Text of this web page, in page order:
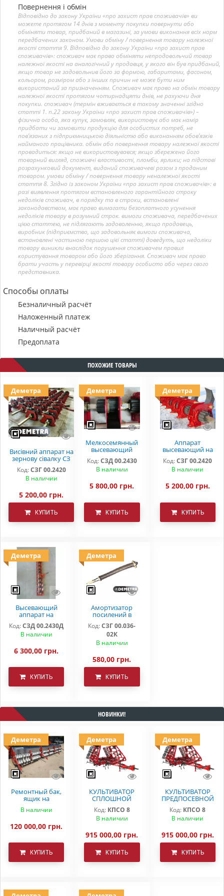
Повернення і обмін
Відповідно до закону України «про захист прав споживачів» ви
можете протягом 14 днів з моменту покупки повернути або
обміняти товар, придбаний в магазині, за умови виконання всіх норм
передбачених законом. Умови обміну / повернення товару належної
якості стаття 9. Відповідно до закону України «про захист прав
споживачів»: споживач має право обміняти непродовольчий товар
належної якості на аналогічний у продавця, у якого він був придбаний,
якщо товар не задовольнив його за формою, габаритами, фасоном,
кольором, розміром або з інших причин не може бути ним
використаний за призначенням. Споживач має право на обмін товару
належної якості протягом чотирнадцяти днів, не рахуючи дня
покупки. споживач (термін вживається в такому значенні згідно
статті 1. п.22 закону України «про захист прав споживачів») –
фізична особа, яка купує, замовляє, використовує або має намір
придбати чи замовити продукцію для особистих потреб, не
пов’язаних з підприємницькою діяльністю або виконанням обов’язків
найманого працівника. обмін або повернення товару належної якості
провадиться: якщо не використовувався; якщо збережено його
товарний вигляд, споживчі властивості, пломби, ярлики; на підставі
розрахунковий документ, виданий споживачеві разом з проданим
товаром. умови обміну / повернення товару неналежної якості
стаття 8. Згідно із законом України «про захист прав споживачів»: в
разі виявлення протягом встановленого гарантійного строку
недоліків споживач, в порядку та в строки, встановлені
законодавством, має право вимагати безоплатного усунення
недоліків товару в розумний строк. вимоги споживача, передбачених
цією статтею, не підлягають задоволенню, якщо продавець,
виробник (підприємство, що задовольняє вимоги споживача,
встановлені частиною першою цієї статті) доведуть, що недоліки
товару виникли внаслідок порушення споживачем правил
користування товаром або його зберігання. Споживач має право
брати участь у перевірці якості товару особисто або через свого
представника.
Способы оплаты
Безналичный расчёт
Наложенный платеж
Наличный расчёт
Предоплата
ПОХОЖИЕ ТОВАРЫ
Деметра
Висівний аппарат на
зернову сівалку СЗ
3,6 СЗ 5,4 СЗП
СЗТ(металокераміка
)
Код:СЗГ 00.2420
В наличии
5 200,00 грн.
КУПИТЬ
Деметра
Мелкосемянный
высевающий
зерновую сеялку
СЗ 3,6 СЗ 5,4
Код:СЗД 00.2430
В наличии
5 800,00 грн.
КУПИТЬ
Деметра
Аппарат
высевающий на
СЗ 3,6 СЗ 5,4 СЗП
СЗТ
Код:СЗГ 00.2420
В наличии
5 200,00 грн.
КУПИТЬ
Деметра
Высевающий
аппарат на
зерновую сеялку
в сборе с дном СЗ
5,4(3,6) Деметра
Код:СЗД 00.2430Д
В наличии
6 300,00 грн.
КУПИТЬ
Деметра
Амортизатор
посилений в
зборі СЗ-3,6 (5,4)
Код: СЗГ 00.036-
02К
В наличии
580,00 грн.
КУПИТЬ
НОВИНКИ!
Деметра
Ремонтный бак,
ящик на
вариаторную
сеялку СЗ 5.4
В наличии
120 000,00 грн.
КУПИТЬ
Деметра
КУЛЬТИВАТОР
СПЛОШНОЙ
ОБРАБОТКИ
ДЕМЕТРА КПСО-8
Код: КПСО 8
В наличии
915 000,00 грн.
КУПИТЬ
Деметра
КУЛЬТИВАТОР
ПРЕДПОСЕВНОЙ
ОБРАБОТКИ
КПСО-8 ДЕМЕТРА
Код: КПСО 8
В наличии
915 000,00 грн.
КУПИТЬ